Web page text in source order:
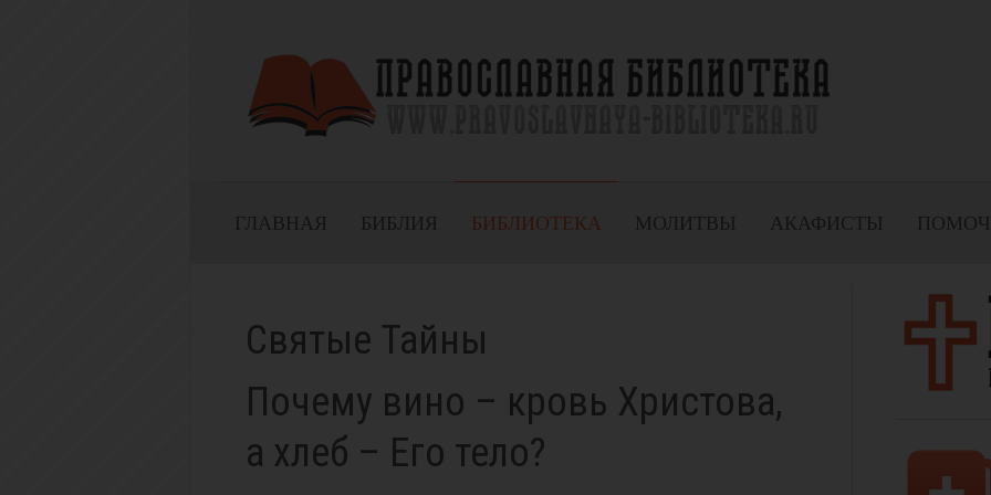
ГЛАВНАЯ БИБЛИЯ БИБЛИОТЕКА МОЛИТВЫ АКАФИСТЫ
Святые Тайны
Почему вино – кровь Христова,
а хлеб – Его тело?